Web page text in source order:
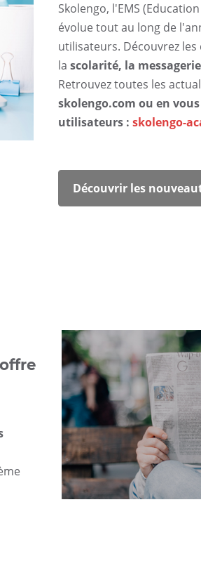
Skolengo, l'EMS
évolue tout au long de
utilisateurs. Découvrez
lascolarité, la
Retrouvez toutes les
skolengo.com ou en
utilisateurs :skolengo-
Découvrir les